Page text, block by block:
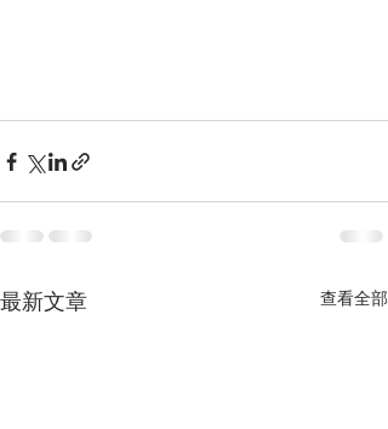
最新文章 查看全部